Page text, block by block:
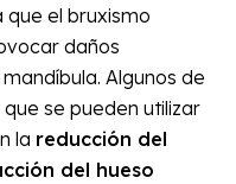
que el bruxismo
daños
Algunos de
se pueden utilizar
la reducción del
del hueso